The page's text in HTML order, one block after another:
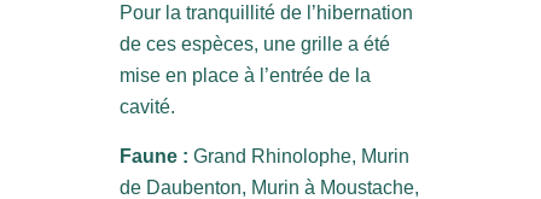
Pour la tranquillité de l’hibernation
de ces espèces, une grille a été
mise en place à l’entrée de la
cavité.
Faune : Grand Rhinolophe, Murin
de Daubenton, Murin à Moustache,